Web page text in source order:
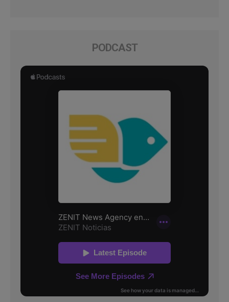
PODCAST